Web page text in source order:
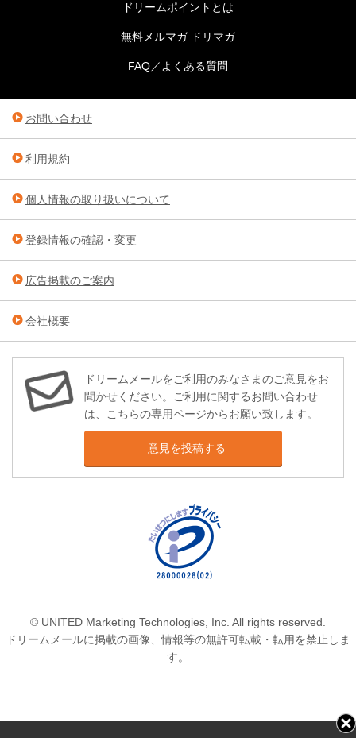
ドリームポイントとは
無料メルマガ ドリマガ
FAQ／よくある質問
お問い合わせ
利用規約
個人情報の取り扱いについて
登録情報の確認・変更
広告掲載のご案内
会社概要
ドリームメールをご利用のみなさまのご意見をお
聞かせください。ご利用に関するお問い合わせ
は、 こちらの専用ページからお願い致します。
意見を投稿する
© UNITED Marketing Technologies, Inc. All rights reserved.
ドリームメールに掲載の画像、情報等の無許可転載・転用を禁止しま
す。